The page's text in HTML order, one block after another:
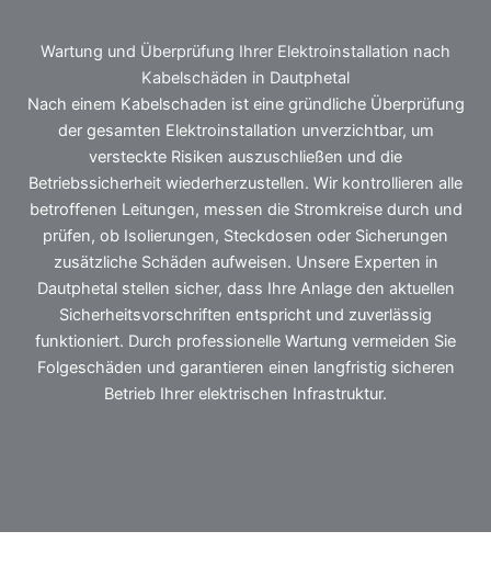
Wartung und Überprüfung Ihrer Elektroinstallation nach
Kabelschäden in Dautphetal
Nach einem Kabelschaden ist eine gründliche Überprüfung
der gesamten Elektroinstallation unverzichtbar, um
versteckte Risiken auszuschließen und die
Betriebssicherheit wiederherzustellen. Wir kontrollieren alle
betroffenen Leitungen, messen die Stromkreise durch und
prüfen, ob Isolierungen, Steckdosen oder Sicherungen
zusätzliche Schäden aufweisen. Unsere Experten in
Dautphetal stellen sicher, dass Ihre Anlage den aktuellen
Sicherheitsvorschriften entspricht und zuverlässig
funktioniert. Durch professionelle Wartung vermeiden Sie
Folgeschäden und garantieren einen langfristig sicheren
Betrieb Ihrer elektrischen Infrastruktur.